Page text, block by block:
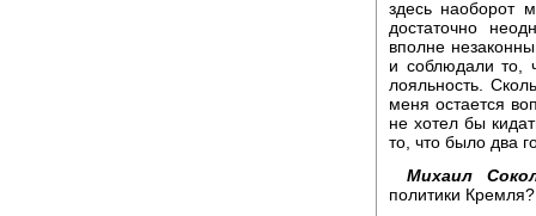
здесь наоборот
достаточно
вполне
и соблюдали то,
лояльность.
меня остается
не хотел бы
то, что было два
Михаил
политики Кремля?